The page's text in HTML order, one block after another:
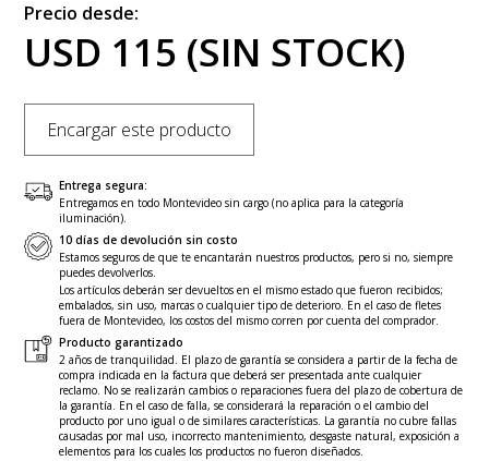
Precio desde:
USD 115 (SIN STOCK)
Encargar este producto
Entrega segura:
Entregamos en todo Montevideo sin cargo (no aplica para la categoría
iluminación).
10 días de devolución sin costo
Estamos seguros de que te encantarán nuestros productos, pero si no, siempre
puedes devolverlos.
Los artículos deberán ser devueltos en el mismo estado que fueron recibidos;
embalados, sin uso, marcas o cualquier tipo de deterioro. En el caso de fletes
fuera de Montevideo, los costos del mismo corren por cuenta del comprador.
Producto garantizado
2 años de tranquilidad. El plazo de garantía se considera a partir de la fecha de
compra indicada en la factura que deberá ser presentada ante cualquier
reclamo. No se realizarán cambios o reparaciones fuera del plazo de cobertura de
la garantía. En el caso de falla, se considerará la reparación o el cambio del
producto por uno igual o de similares características. La garantía no cubre fallas
causadas por mal uso, incorrecto mantenimiento, desgaste natural, exposición a
elementos para los cuales los productos no fueron diseñados.